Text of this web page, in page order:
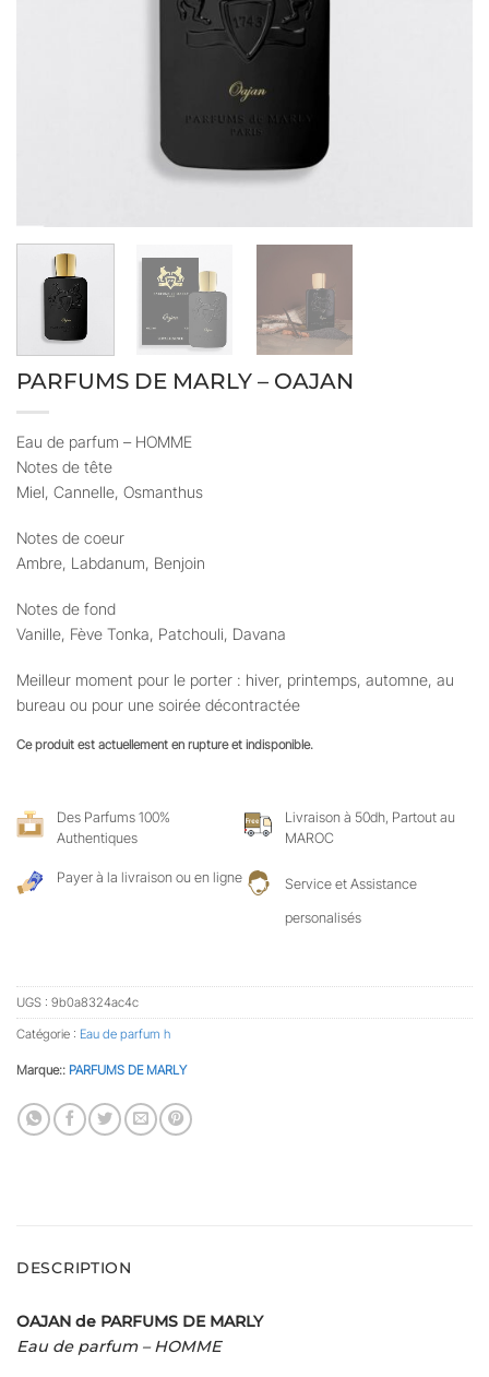
PARFUMS DE MARLY – OAJAN
Eau de parfum – HOMME
Notes de tête
Miel, Cannelle, Osmanthus
Notes de coeur
Ambre, Labdanum, Benjoin
Notes de fond
Vanille, Fève Tonka, Patchouli, Davana
Meilleur moment pour le porter : hiver, printemps, automne, au
bureau ou pour une soirée décontractée
Ce produit est actuellement en rupture et indisponible.
Des Parfums 100%
Authentiques
Livraison à 50dh, Partout au
MAROC
Payer à la livraison ou en ligne Service et Assistance
personalisés
UGS : 9b0a8324ac4c
Catégorie : Eau de parfum h
Marque:: PARFUMS DE MARLY
DESCRIPTION
OAJAN de PARFUMS DE MARLY
Eau de parfum – HOMME